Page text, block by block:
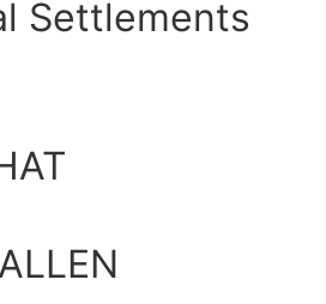
Settlements